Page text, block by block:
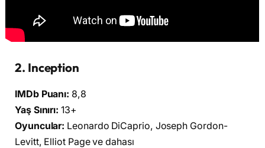
2. Inception
IMDb Puanı: 8,8
Yaş Sınırı: 13+
Oyuncular: Leonardo DiCaprio, Joseph Gordon-
Levitt, Elliot Page ve dahası